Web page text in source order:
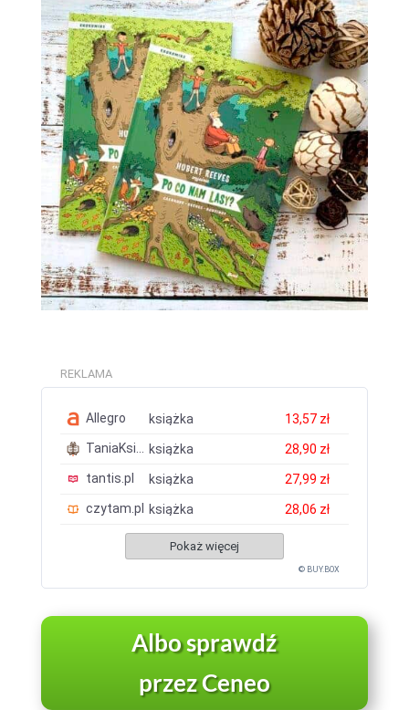
REKLAMA
Allegro książka
13,57 zł
TaniaKsiazka.pl
książka
28,90 zł
tantis.pl
książka
27,99 zł
czytam.pl
książka 28,06 zł
Pokaż więcej
© BUY.BOX
Albo sprawdź
przez Ceneo